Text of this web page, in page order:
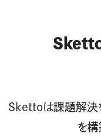
Skettoは課題解決
を構